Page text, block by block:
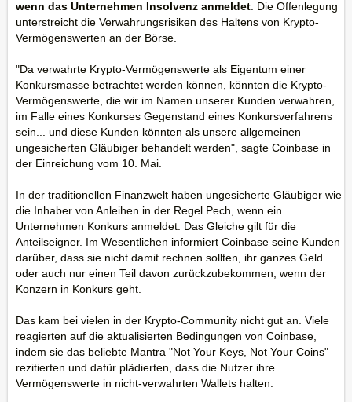
wenn das Unternehmen Insolvenz anmeldet . Die Offenlegung
unterstreicht die Verwahrungsrisiken des Haltens von Krypto-
Vermögenswerten an der Börse.
"Da verwahrte Krypto-Vermögenswerte als Eigentum einer
Konkursmasse betrachtet werden können, könnten die Krypto-
Vermögenswerte, die wir im Namen unserer Kunden verwahren,
im Falle eines Konkurses Gegenstand eines Konkursverfahrens
sein... und diese Kunden könnten als unsere allgemeinen
ungesicherten Gläubiger behandelt werden", sagte Coinbase in
der Einreichung vom 10. Mai.
In der traditionellen Finanzwelt haben ungesicherte Gläubiger wie
die Inhaber von Anleihen in der Regel Pech, wenn ein
Unternehmen Konkurs anmeldet. Das Gleiche gilt für die
Anteilseigner. Im Wesentlichen informiert Coinbase seine Kunden
darüber, dass sie nicht damit rechnen sollten, ihr ganzes Geld
oder auch nur einen Teil davon zurückzubekommen, wenn der
Konzern in Konkurs geht.
Das kam bei vielen in der Krypto-Community nicht gut an. Viele
reagierten auf die aktualisierten Bedingungen von Coinbase,
indem sie das beliebte Mantra "Not Your Keys, Not Your Coins"
rezitierten und dafür plädierten, dass die Nutzer ihre
Vermögenswerte in nicht-verwahrten Wallets halten.